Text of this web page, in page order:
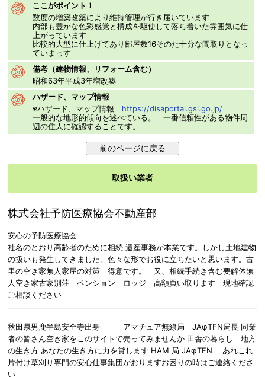
ここがポイント！
数度の増築改築により維持管理が行き届いています
内部も豊かな色彩感覚と構成を駆使して落ち着いた雰囲気に仕
上がっています
比較的大型に仕上げてあり部屋数16そのた十分な間取りとなっ
ていまっす
備考（建物情報、リフォーム含む）
昭和63年平成3年増改築
ハザード、マップ情報
※ハザード、マップ情報 https://disaportal.gsi.go.jp/
一般的な地形的傾向を述べている。 一番信頼性がある物件周
辺の住人に確認することです。
取扱い業者
株式会社予防医療協会不動産部
安心の予防医療協会
社名のとおり高齢者のために相続 遺産事務が本業です。しかし土地建物
の扱いも発生してきました。色々な形でお役に立ちたいと思います。古
里の空き家無人家屋の対策 得意です。 又、相続手続き含む要解体無
人空き家古家別荘 ペンション ロッジ 高額買い取ります 現地確認
ご相談ください
秋田県男鹿半島安全寺出身 アマチュア無線局 JAφTFN局長 同業
者の皆さん空き家をこのサイトで売ってみませんか 田舎の暮らし 地方
の生き方 あなたの生き方に力を貸します HAM 局 JAφTFN あれこれ
片付け草刈り専門の安心仕事集団がおりますお困りの時はご連絡くださ
い